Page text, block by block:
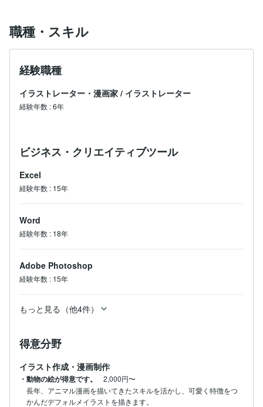
職種・スキル
経験職種
イラストレーター・漫画家 / イラストレーター
経験年数 :6年
ビジネス・クリエイティブツール
Excel
経験年数 : 15年
Word
経験年数 : 18年
Adobe Photoshop
経験年数 : 15年
もっと見る（他4件）
得意分野
イラスト作成・漫画制作
・動物の絵が得意です。
2,000円〜
長年、アニマル漫画を描いてきたスキルを活かし、可愛く特徴をつ
かんだデフォルメイラストを描きます。